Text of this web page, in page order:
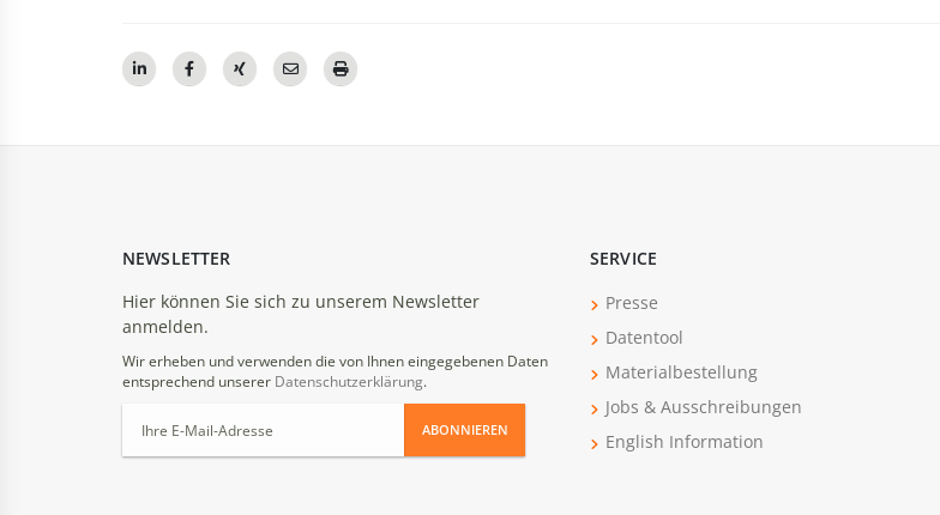
NEWSLETTER
Hier können Sie sich zu unserem Newsletter
anmelden.
Wir erheben und verwenden die von Ihnen eingegebenen Daten
entsprechend unserer Datenschutzerklärung.
ABONNIEREN
SERVICE
Presse
Datentool
Materialbestellung
Jobs & Ausschreibungen
English Information